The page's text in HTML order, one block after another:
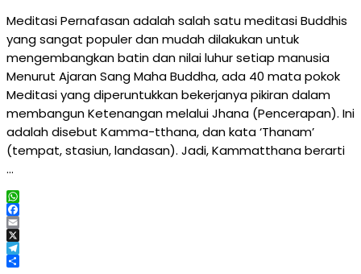
Meditasi Pernafasan adalah salah satu meditasi Buddhis
yang sangat populer dan mudah dilakukan untuk
mengembangkan batin dan nilai luhur setiap manusia
Menurut Ajaran Sang Maha Buddha, ada 40 mata pokok
Meditasi yang diperuntukkan bekerjanya pikiran dalam
membangun Ketenangan melalui Jhana (Pencerapan). Ini
adalah disebut Kamma-tthana, dan kata ‘Thanam’
(tempat, stasiun, landasan). Jadi, Kammatthana berarti
…
WhatsApp
Facebook
Email
X
Telegram